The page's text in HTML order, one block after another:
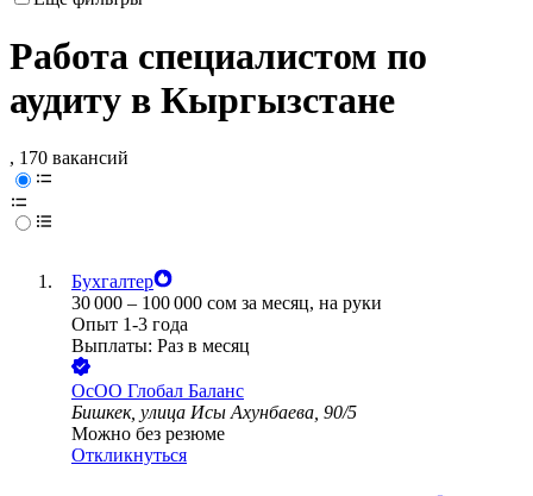
Работа специалистом по
аудиту в Кыргызстане
, 170 вакансий
Бухгалтер
30 000 – 100 000 сом за месяц, на руки
Опыт 1-3 года
Выплаты: Раз в месяц
ОсОО Глобал Баланс
Бишкек, улица Исы Ахунбаева, 90/5
Можно без резюме
Откликнуться